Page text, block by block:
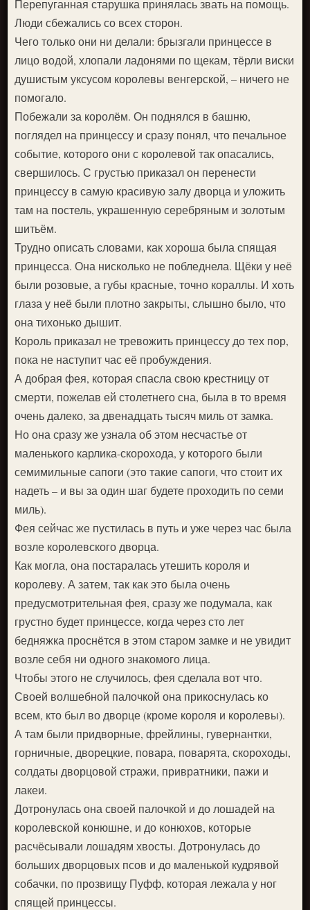
Перепуганная старушка принялась звать на помощь.
Люди сбежались со всех сторон.
Чего только они ни делали: брызгали принцессе в
лицо водой, хлопали ладонями по щекам, тёрли виски
душистым уксусом королевы венгерской, – ничего не
помогало.
Побежали за королём. Он поднялся в башню,
поглядел на принцессу и сразу понял, что печальное
событие, которого они с королевой так опасались,
свершилось. С грустью приказал он перенести
принцессу в самую красивую залу дворца и уложить
там на постель, украшенную серебряным и золотым
шитьём.
Трудно описать словами, как хороша была спящая
принцесса. Она нисколько не побледнела. Щёки у неё
были розовые, а губы красные, точно кораллы. И хоть
глаза у неё были плотно закрыты, слышно было, что
она тихонько дышит.
Король приказал не тревожить принцессу до тех пор,
пока не наступит час её пробуждения.
А добрая фея, которая спасла свою крестницу от
смерти, пожелав ей столетнего сна, была в то время
очень далеко, за двенадцать тысяч миль от замка.
Но она сразу же узнала об этом несчастье от
маленького карлика-скорохода, у которого были
семимильные сапоги (это такие сапоги, что стоит их
надеть – и вы за один шаг будете проходить по семи
миль).
Фея сейчас же пустилась в путь и уже через час была
возле королевского дворца.
Как могла, она постаралась утешить короля и
королеву. А затем, так как это была очень
предусмотрительная фея, сразу же подумала, как
грустно будет принцессе, когда через сто лет
бедняжка проснётся в этом старом замке и не увидит
возле себя ни одного знакомого лица.
Чтобы этого не случилось, фея сделала вот что.
Своей волшебной палочкой она прикоснулась ко
всем, кто был во дворце (кроме короля и королевы).
А там были придворные, фрейлины, гувернантки,
горничные, дворецкие, повара, поварята, скороходы,
солдаты дворцовой стражи, привратники, пажи и
лакеи.
Дотронулась она своей палочкой и до лошадей на
королевской конюшне, и до конюхов, которые
расчёсывали лошадям хвосты. Дотронулась до
больших дворцовых псов и до маленькой кудрявой
собачки, по прозвищу Пуфф, которая лежала у ног
спящей принцессы.